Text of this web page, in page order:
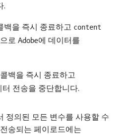
.
백을 즉시 종료하고 content
로 Adobe에 데이터를
백을 즉시 종료하고
터 전송을 중단합니다.
정의된 모든 변수를 사용할 수
송되는 페이로드에는